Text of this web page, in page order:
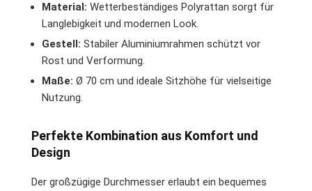
Material: Wetterbeständiges Polyrattan sorgt für
Langlebigkeit und modernen Look.
Gestell: Stabiler Aluminiumrahmen schützt vor
Rost und Verformung.
Maße: Ø 70 cm und ideale Sitzhöhe für vielseitige
Nutzung.
Perfekte Kombination aus Komfort und
Design
Der großzügige Durchmesser erlaubt ein bequemes